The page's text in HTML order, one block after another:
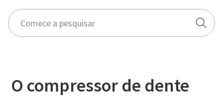
O compressor de dente